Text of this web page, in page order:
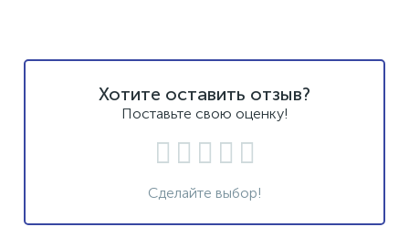
Хотите оставить отзыв?
Поставьте свою оценку!
Сделайте выбор!